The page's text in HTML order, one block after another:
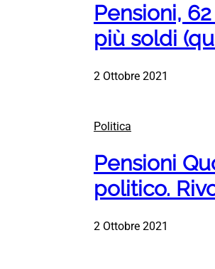
Pensioni,
più soldi
2 Ottobre 2021
Politica
Pensioni
politico.
2 Ottobre 2021